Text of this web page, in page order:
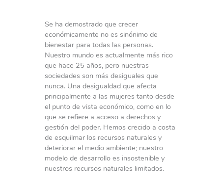
Se ha demostrado que crecer
económicamente no es sinónimo de
bienestar para todas las personas.
Nuestro mundo es actualmente más rico
que hace 25 años, pero nuestras
sociedades son más desiguales que
nunca. Una desigualdad que afecta
principalmente a las mujeres tanto desde
el punto de vista económico, como en lo
que se refiere a acceso a derechos y
gestión del poder. Hemos crecido a costa
de esquilmar los recursos naturales y
deteriorar el medio ambiente; nuestro
modelo de desarrollo es insostenible y
nuestros recursos naturales limitados.